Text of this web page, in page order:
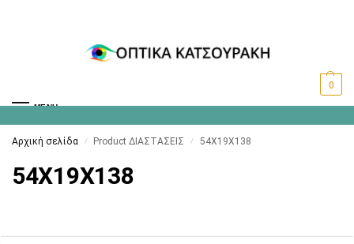
MENU
0
Αρχική σελίδα / Product ΔΙΑΣΤΑΣΕΙΣ / 54X19X138
54X19X138